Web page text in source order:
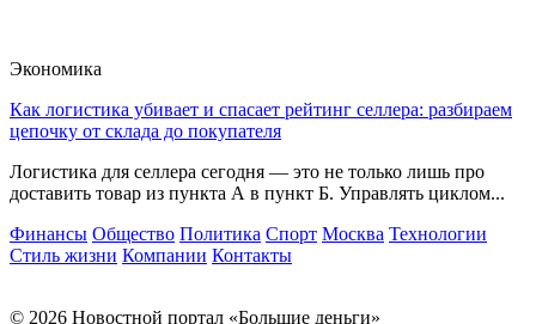
Экономика
Как логистика убивает и спасает рейтинг селлера: разбираем
цепочку от склада до покупателя
Логистика для селлера сегодня — это не только лишь про
доставить товар из пункта А в пункт Б. Управлять циклом...
Финансы Общество Политика Спорт Москва Технологии
Стиль жизни Компании Контакты
© 2026 Новостной портал «Большие деньги»